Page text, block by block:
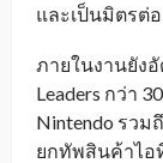
และเป็นมิตรต่
ภายในงานยัง
Leaders กว่า
Nintendo รว
ยกทัพสินค้าไอ